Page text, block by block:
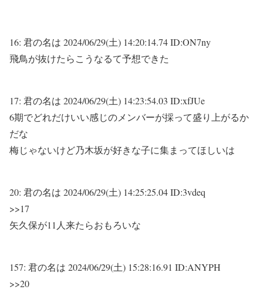
16: 君の名は 2024/06/29(土) 14:20:14.74 ID:ON7ny
飛鳥が抜けたらこうなるて予想できた
17: 君の名は 2024/06/29(土) 14:23:54.03 ID:xfJUe
6期でどれだけいい感じのメンバーが採って盛り上がるか
だな
梅じゃないけど乃木坂が好きな子に集まってほしいは
20: 君の名は 2024/06/29(土) 14:25:25.04 ID:3vdeq
>>17
矢久保が11人来たらおもろいな
157: 君の名は 2024/06/29(土) 15:28:16.91 ID:ANYPH
>>20